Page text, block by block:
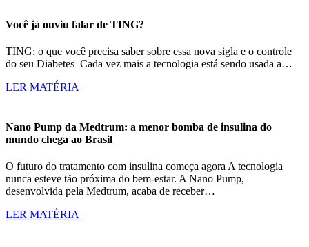
Você já ouviu falar de TING?
TING: o que você precisa saber sobre essa nova sigla e o controle
do seu Diabetes Cada vez mais a tecnologia está sendo usada a…
LER MATÉRIA
Nano Pump da Medtrum: a menor bomba de insulina do
mundo chega ao Brasil
O futuro do tratamento com insulina começa agora A tecnologia
nunca esteve tão próxima do bem-estar. A Nano Pump,
desenvolvida pela Medtrum, acaba de receber…
LER MATÉRIA